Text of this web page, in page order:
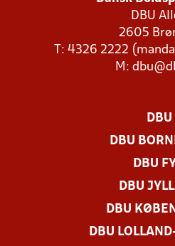
DBU
2605
T: 4326 2222
M:
DBU
DBU
DBU
DBU
DBU
DBU